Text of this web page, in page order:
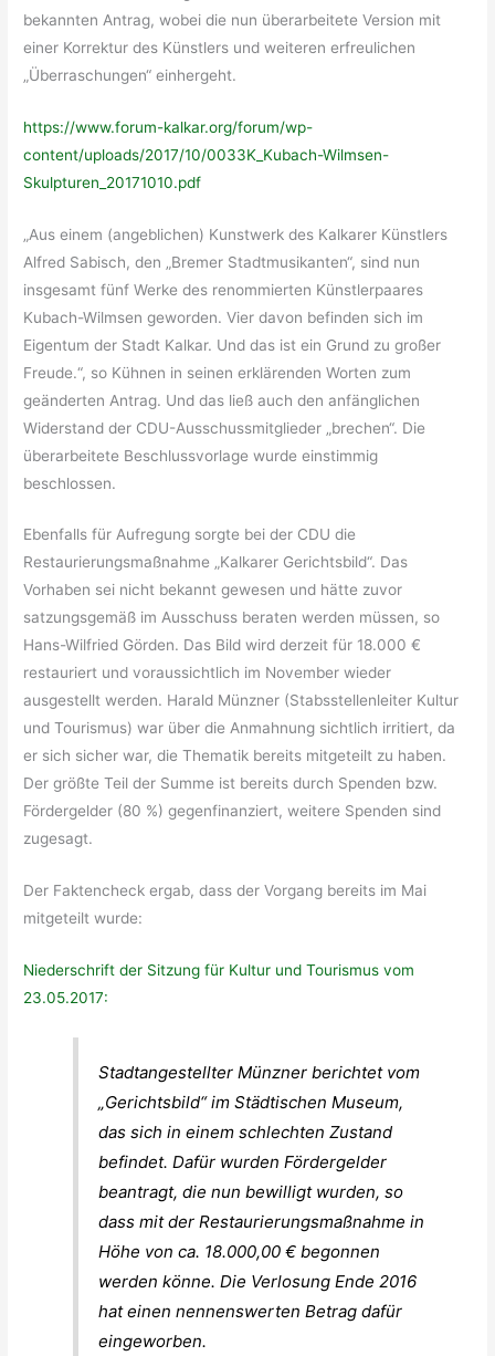
bekannten Antrag, wobei die nun überarbeitete Version mit
einer Korrektur des Künstlers und weiteren erfreulichen
„Überraschungen“ einhergeht.
https://www.forum-kalkar.org/forum/wp-
content/uploads/2017/10/0033K_Kubach-Wilmsen-
Skulpturen_20171010.pdf
„Aus einem (angeblichen) Kunstwerk des Kalkarer Künstlers
Alfred Sabisch, den „Bremer Stadtmusikanten“, sind nun
insgesamt fünf Werke des renommierten Künstlerpaares
Kubach-Wilmsen geworden. Vier davon befinden sich im
Eigentum der Stadt Kalkar. Und das ist ein Grund zu großer
Freude.“, so Kühnen in seinen erklärenden Worten zum
geänderten Antrag. Und das ließ auch den anfänglichen
Widerstand der CDU-Ausschussmitglieder „brechen“. Die
überarbeitete Beschlussvorlage wurde einstimmig
beschlossen.
Ebenfalls für Aufregung sorgte bei der CDU die
Restaurierungsmaßnahme „Kalkarer Gerichtsbild“. Das
Vorhaben sei nicht bekannt gewesen und hätte zuvor
satzungsgemäß im Ausschuss beraten werden müssen, so
Hans-Wilfried Görden. Das Bild wird derzeit für 18.000 €
restauriert und voraussichtlich im November wieder
ausgestellt werden. Harald Münzner (Stabsstellenleiter Kultur
und Tourismus) war über die Anmahnung sichtlich irritiert, da
er sich sicher war, die Thematik bereits mitgeteilt zu haben.
Der größte Teil der Summe ist bereits durch Spenden bzw.
Fördergelder (80 %) gegenfinanziert, weitere Spenden sind
zugesagt.
Der Faktencheck ergab, dass der Vorgang bereits im Mai
mitgeteilt wurde:
Niederschrift der Sitzung für Kultur und Tourismus vom
23.05.2017:
Stadtangestellter Münzner berichtet vom
„Gerichtsbild“ im Städtischen Museum,
das sich in einem schlechten Zustand
befindet. Dafür wurden Fördergelder
beantragt, die nun bewilligt wurden, so
dass mit der Restaurierungsmaßnahme in
Höhe von ca. 18.000,00 € begonnen
werden könne. Die Verlosung Ende 2016
hat einen nennenswerten Betrag dafür
eingeworben.